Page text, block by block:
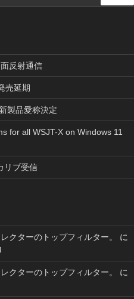
索
反射通信
売延期
製品愛称決定
for all WSJT-X on Windows 11
リブ受信
クターのトップフィルター。
に
クターのトップフィルター。
に